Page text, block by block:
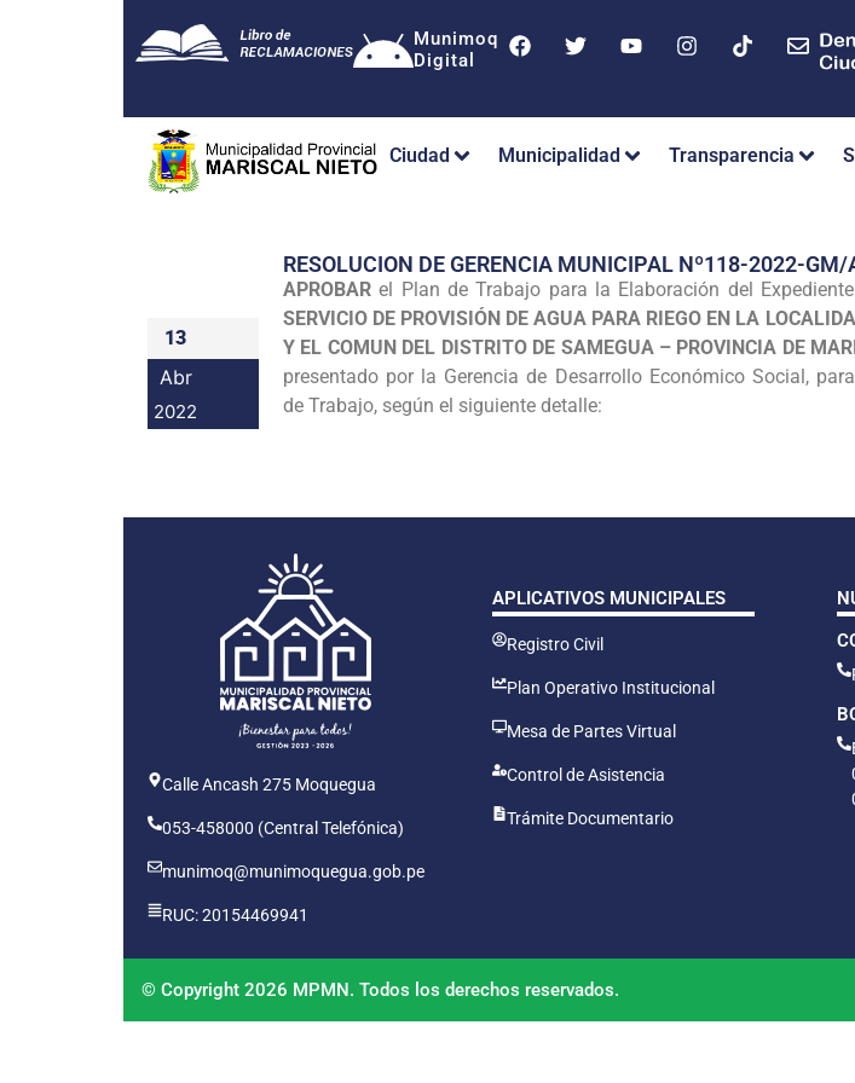
Munimoq
Digital
Ciudad Municipalidad Transparencia
13
Abr
2022
RESOLUCION DE GERENCIA MUNICIPAL Nº118-2022-
APROBAR el Plan de Trabajo para la Elaboración del
SERVICIO DE PROVISIÓN DE AGUA PARA RIEGO EN LA
Y EL COMUN DEL DISTRITO DE SAMEGUA – PROVINCIA DE
presentado por la Gerencia de Desarrollo Económico Social,
de Trabajo, según el siguiente detalle:
Calle Ancash 275 Moquegua
053-458000 (Central Telefónica)
munimoq@munimoquegua.gob.pe
RUC: 20154469941
APLICATIVOS MUNICIPALES
Registro Civil
Plan Operativo Institucional
Mesa de Partes Virtual
Control de Asistencia
Trámite Documentario
© Copyright 2026 MPMN. Todos los derechos reservados.